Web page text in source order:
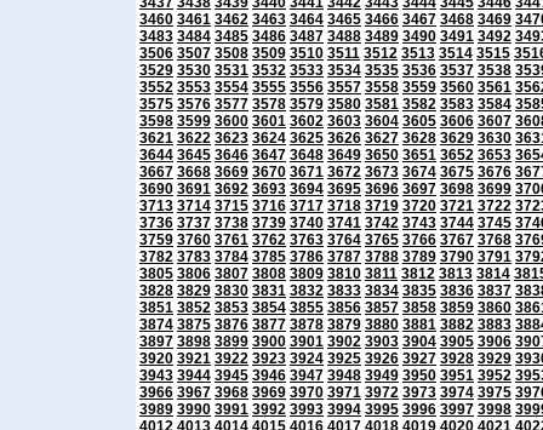
3460 3461 3462 3463 3464 3465 3466 3467 3468 3469
3483 3484 3485 3486 3487 3488 3489 3490 3491 3492
3506 3507 3508 3509 3510 3511 3512 3513 3514 3515
3529 3530 3531 3532 3533 3534 3535 3536 3537 3538
3552 3553 3554 3555 3556 3557 3558 3559 3560 3561
3575 3576 3577 3578 3579 3580 3581 3582 3583 3584
3598 3599 3600 3601 3602 3603 3604 3605 3606 3607
3621 3622 3623 3624 3625 3626 3627 3628 3629 3630
3644 3645 3646 3647 3648 3649 3650 3651 3652 3653
3667 3668 3669 3670 3671 3672 3673 3674 3675 3676
3690 3691 3692 3693 3694 3695 3696 3697 3698 3699
3713 3714 3715 3716 3717 3718 3719 3720 3721 3722
3736 3737 3738 3739 3740 3741 3742 3743 3744 3745
3759 3760 3761 3762 3763 3764 3765 3766 3767 3768
3782 3783 3784 3785 3786 3787 3788 3789 3790 3791
3805 3806 3807 3808 3809 3810 3811 3812 3813 3814
3828 3829 3830 3831 3832 3833 3834 3835 3836 3837
3851 3852 3853 3854 3855 3856 3857 3858 3859 3860
3874 3875 3876 3877 3878 3879 3880 3881 3882 3883
3897 3898 3899 3900 3901 3902 3903 3904 3905 3906
3920 3921 3922 3923 3924 3925 3926 3927 3928 3929
3943 3944 3945 3946 3947 3948 3949 3950 3951 3952
3966 3967 3968 3969 3970 3971 3972 3973 3974 3975
3989 3990 3991 3992 3993 3994 3995 3996 3997 3998
4012 4013 4014 4015 4016 4017 4018 4019 4020 4021